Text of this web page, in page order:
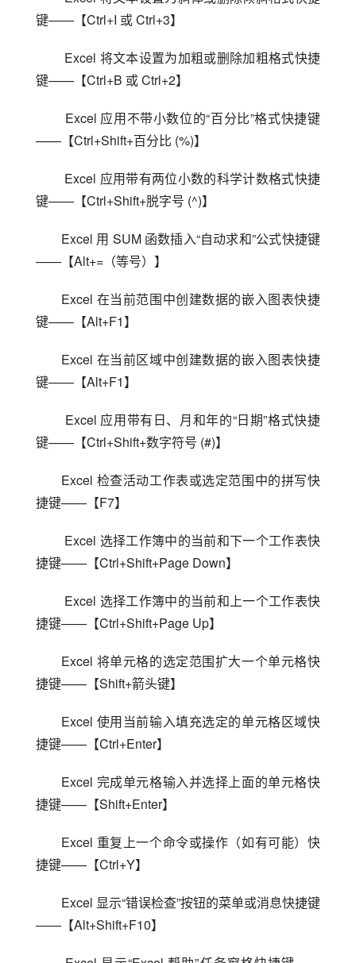
键——【Ctrl+I 或 Ctrl+3】
键——【Ctrl+B 或 Ctrl+2】
——【Ctrl+Shift+百分比 (%)】
键——【Ctrl+Shift+脱字号 (^)】
Excel 用 SUM 函数插入“自动求和”公式快捷键
——【Alt+=（等号）】
Excel 在当前范围中创建数据的嵌入图表快捷
键——【Alt+F1】
Excel 在当前区域中创建数据的嵌入图表快捷
键——【Alt+F1】
键——【Ctrl+Shift+数字符号 (#)】
Excel 检查活动工作表或选定范围中的拼写快
捷键——【F7】
捷键——【Ctrl+Shift+Page Down】
捷键——【Ctrl+Shift+Page Up】
Excel 将单元格的选定范围扩大一个单元格快
捷键——【Shift+箭头键】
Excel 使用当前输入填充选定的单元格区域快
捷键——【Ctrl+Enter】
Excel 完成单元格输入并选择上面的单元格快
捷键——【Shift+Enter】
Excel 重复上一个命令或操作（如有可能）快
捷键——【Ctrl+Y】
Excel 显示“错误检查”按钮的菜单或消息快捷键
——【Alt+Shift+F10】